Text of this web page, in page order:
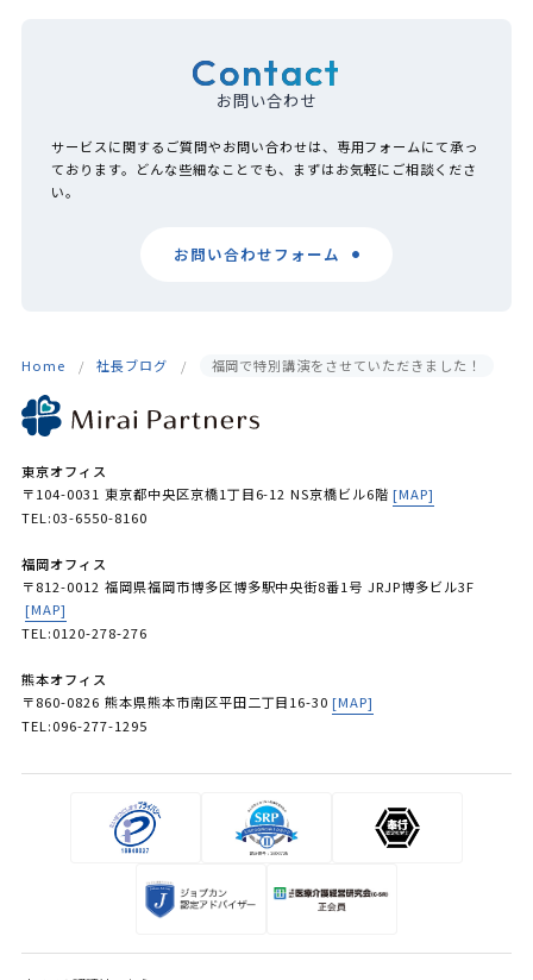
Contact
お問い合わせ
サービスに関するご質問やお問い合わせは、専用フォームにて承っ
ております。どんな些細なことでも、まずはお気軽にご相談くださ
い。
お問い合わせフォーム
Home 社長ブログ 福岡で特別講演をさせていただきました！
東京オフィス
〒104-0031 東京都中央区京橋1丁目6-12 NS京橋ビル6階 [MAP]
TEL:03-6550-8160
福岡オフィス
〒812-0012 福岡県福岡市博多区博多駅中央街8番1号 JRJP博多ビル3F
[MAP]
TEL:0120-278-276
熊本オフィス
〒860-0826 熊本県熊本市南区平田二丁目16-30 [MAP]
TEL:096-277-1295